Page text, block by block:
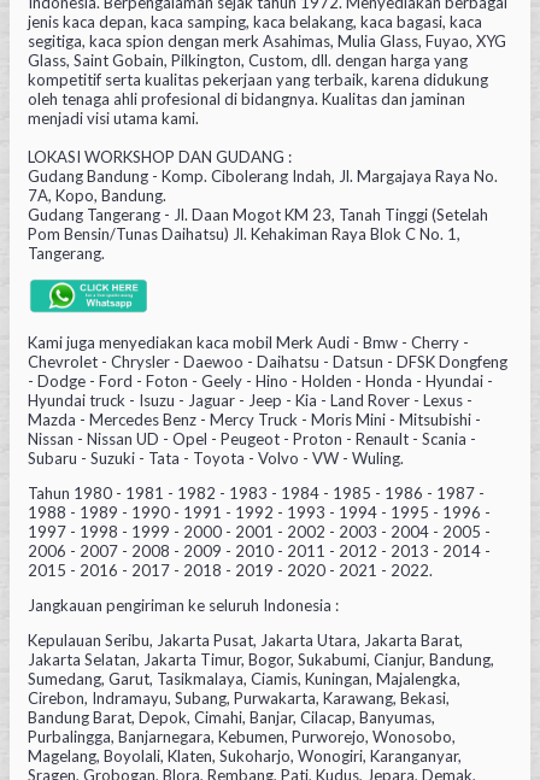
jenis kaca depan, kaca samping, kaca belakang, kaca bagasi, kaca
segitiga, kaca spion dengan merk Asahimas, Mulia Glass, Fuyao, XYG
Glass, Saint Gobain, Pilkington, Custom, dll. dengan harga yang
kompetitif serta kualitas pekerjaan yang terbaik, karena didukung
oleh tenaga ahli profesional di bidangnya. Kualitas dan jaminan
menjadi visi utama kami.
LOKASI WORKSHOP DAN GUDANG :
Gudang Bandung - Komp. Cibolerang Indah, Jl. Margajaya Raya No.
7A, Kopo, Bandung.
Gudang Tangerang - Jl. Daan Mogot KM 23, Tanah Tinggi (Setelah
Pom Bensin/Tunas Daihatsu) Jl. Kehakiman Raya Blok C No. 1,
Tangerang.
Kami juga menyediakan kaca mobil Merk Audi - Bmw - Cherry -
Chevrolet - Chrysler - Daewoo - Daihatsu - Datsun - DFSK Dongfeng
- Dodge - Ford - Foton - Geely - Hino - Holden - Honda - Hyundai -
Hyundai truck - Isuzu - Jaguar - Jeep - Kia - Land Rover - Lexus -
Mazda - Mercedes Benz - Mercy Truck - Moris Mini - Mitsubishi -
Nissan - Nissan UD - Opel - Peugeot - Proton - Renault - Scania -
Subaru - Suzuki - Tata - Toyota - Volvo - VW - Wuling.
Tahun 1980 - 1981 - 1982 - 1983 - 1984 - 1985 - 1986 - 1987 -
1988 - 1989 - 1990 - 1991 - 1992 - 1993 - 1994 - 1995 - 1996 -
1997 - 1998 - 1999 - 2000 - 2001 - 2002 - 2003 - 2004 - 2005 -
2006 - 2007 - 2008 - 2009 - 2010 - 2011 - 2012 - 2013 - 2014 -
2015 - 2016 - 2017 - 2018 - 2019 - 2020 - 2021 - 2022.
Jangkauan pengiriman ke seluruh Indonesia :
Kepulauan Seribu, Jakarta Pusat, Jakarta Utara, Jakarta Barat,
Jakarta Selatan, Jakarta Timur, Bogor, Sukabumi, Cianjur, Bandung,
Sumedang, Garut, Tasikmalaya, Ciamis, Kuningan, Majalengka,
Cirebon, Indramayu, Subang, Purwakarta, Karawang, Bekasi,
Bandung Barat, Depok, Cimahi, Banjar, Cilacap, Banyumas,
Purbalingga, Banjarnegara, Kebumen, Purworejo, Wonosobo,
Magelang, Boyolali, Klaten, Sukoharjo, Wonogiri, Karanganyar,
Sragen, Grobogan, Blora, Rembang, Pati, Kudus, Jepara, Demak,